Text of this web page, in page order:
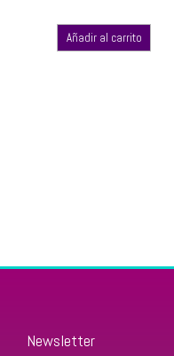
Añadir al carrito
Newsletter